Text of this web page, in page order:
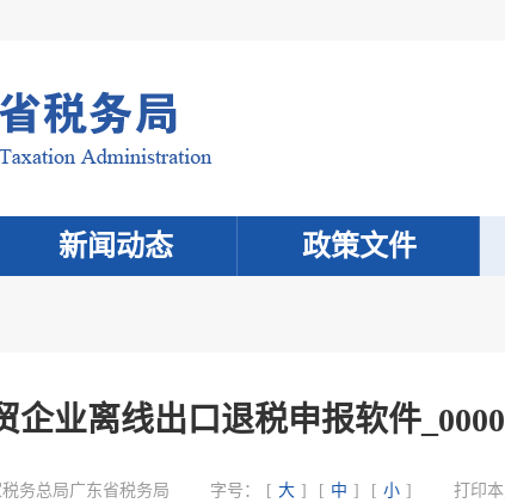
新闻动态 政策文件
企业离线出口退税申报软件
税务总局广东省税务局 字号： [ 大 ] [ 中 ] [ 小 ] 打印